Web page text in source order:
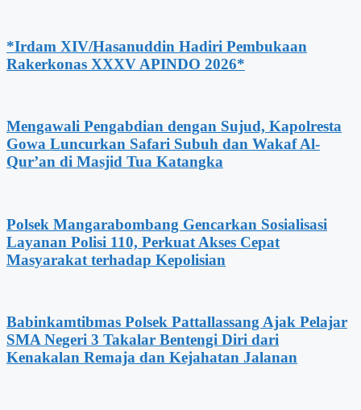
*Irdam XIV/Hasanuddin Hadiri Pembukaan
Rakerkonas XXXV APINDO 2026*
Mengawali Pengabdian dengan Sujud, Kapolresta
Gowa Luncurkan Safari Subuh dan Wakaf Al-
Qur’an di Masjid Tua Katangka
Polsek Mangarabombang Gencarkan Sosialisasi
Layanan Polisi 110, Perkuat Akses Cepat
Masyarakat terhadap Kepolisian
Babinkamtibmas Polsek Pattallassang Ajak Pelajar
SMA Negeri 3 Takalar Bentengi Diri dari
Kenakalan Remaja dan Kejahatan Jalanan